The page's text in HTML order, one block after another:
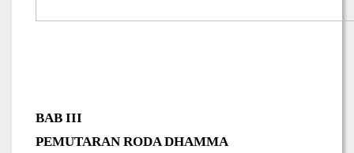
BAB III
PEMUTARAN RODA DHAMMA